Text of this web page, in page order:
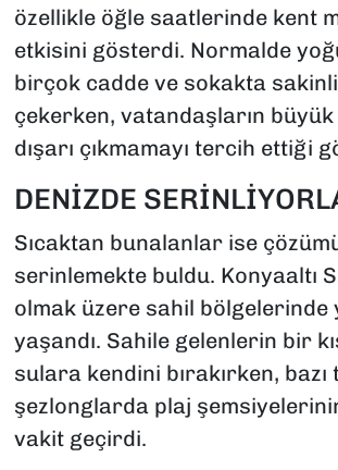
özellikle öğle saatlerinde kent
etkisini gösterdi. Normalde
birçok cadde ve sokakta
çekerken, vatandaşların
dışarı çıkmamayı tercih ettiği
DENİZDE
Sıcaktan bunalanlar ise
serinlemekte buldu. Konyaaltı
olmak üzere sahil bölgelerinde
yaşandı. Sahile gelenlerin bir
sulara kendini bırakırken,
şezlonglarda plaj
vakit geçirdi.